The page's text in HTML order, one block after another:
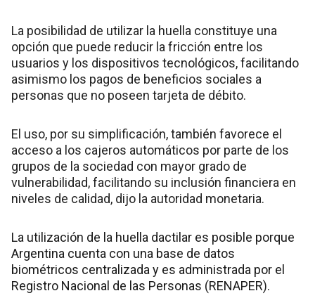
La posibilidad de utilizar la huella constituye una
opción que puede reducir la fricción entre los
usuarios y los dispositivos tecnológicos, facilitando
asimismo los pagos de beneficios sociales a
personas que no poseen tarjeta de débito.
El uso, por su simplificación, también favorece el
acceso a los cajeros automáticos por parte de los
grupos de la sociedad con mayor grado de
vulnerabilidad, facilitando su inclusión financiera en
niveles de calidad, dijo la autoridad monetaria.
La utilización de la huella dactilar es posible porque
Argentina cuenta con una base de datos
biométricos centralizada y es administrada por el
Registro Nacional de las Personas (RENAPER).